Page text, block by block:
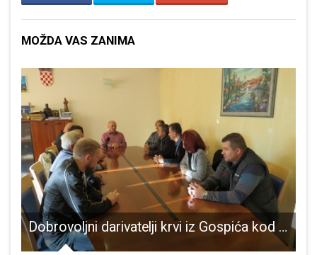
MOŽDA VAS ZANIMA
Dobrovoljni darivatelji krvi iz Gospića kod gradonačelnika Karla Starčevića